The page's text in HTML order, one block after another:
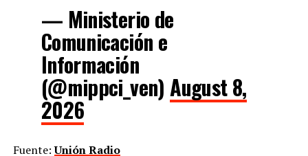
— Ministerio de
Comunicación e
Información
(@mippci_ven)August 8,
2026
Fuente:Unión Radio